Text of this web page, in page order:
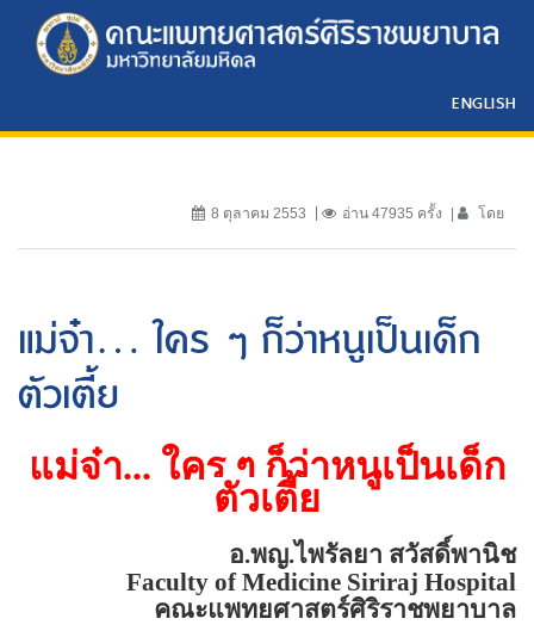
ENGLISH
8 ตุลาคม 2553 อ่าน 47935 ครั้ง โดย
แม่จ๋า... ใคร ๆ ก็ว่าหนูเป็นเด็ก
ตัวเตี้ย
แม่จ๋า... ใคร ๆ ก็ว่าหนูเป็นเด็ก
ตัวเตี้ย
อ.พญ.ไพรัลยา สวัสดิ์พานิช
Faculty ofMedicine Siriraj Hospital
คณะแพทยศาสตร์ศิริราชพยาบาล